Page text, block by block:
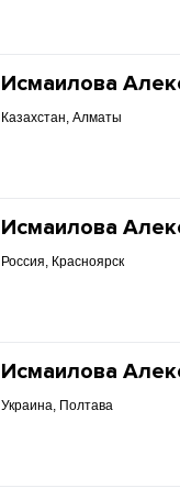
Исмаилова
Казахстан, Алматы
Исмаилова
Россия, Красноярск
Исмаилова
Украина, Полтава